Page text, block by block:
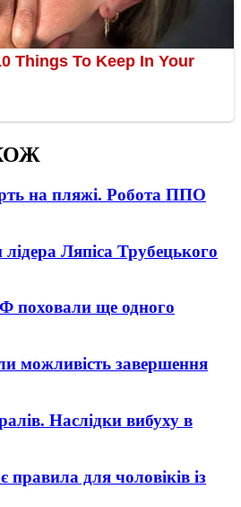
на пляжі. Робота ППО
лідера Ляпіса Трубецького
поховали ще одного
можливість завершення
Наслідки вибуху в
правила для чоловіків із